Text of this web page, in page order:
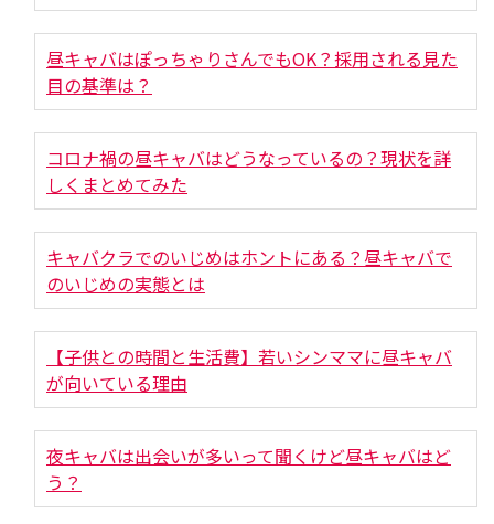
昼キャバはぽっちゃりさんでもOK？採用される見た
目の基準は？
コロナ禍の昼キャバはどうなっているの？現状を詳
しくまとめてみた
キャバクラでのいじめはホントにある？昼キャバで
のいじめの実態とは
【子供との時間と生活費】若いシンママに昼キャバ
が向いている理由
夜キャバは出会いが多いって聞くけど昼キャバはど
う？